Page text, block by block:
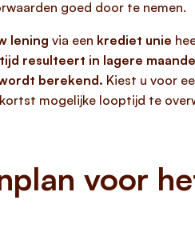
goed door te nemen.
lening via een krediet unie
resulteert in lagere
berekend. Kiest u voor
mogelijke looptijd te
voor